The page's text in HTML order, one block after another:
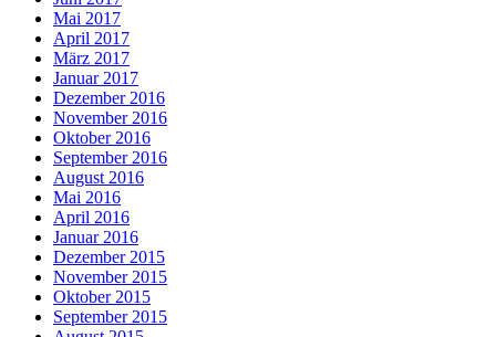
Mai 2017
April 2017
März 2017
Januar 2017
Dezember 2016
November 2016
Oktober 2016
September 2016
August 2016
Mai 2016
April 2016
Januar 2016
Dezember 2015
November 2015
Oktober 2015
September 2015